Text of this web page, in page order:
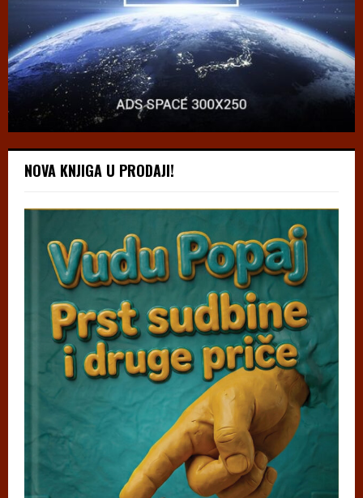
NOVA KNJIGA U PRODAJI!